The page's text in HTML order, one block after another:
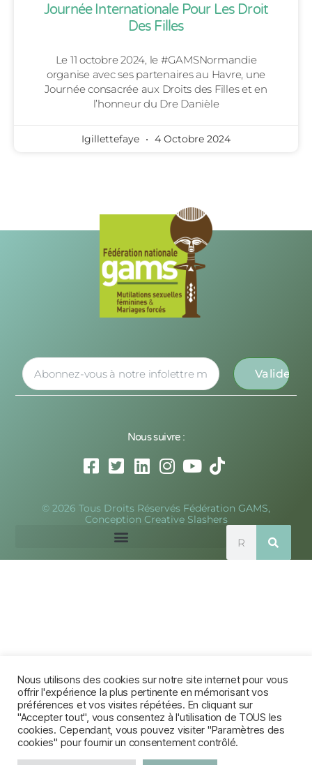
Journée Internationale Pour Les Droit
Des Filles
Le 11 octobre 2024, le #GAMSNormandie
organise avec ses partenaires au Havre, une
Journée consacrée aux Droits des Filles et en
l’honneur du Dre Danièle
Igillettefaye 4 Octobre 2024
Nous suivre :
© 2026 Tous Droits Réservés Fédération GAMS,
Conception Creative Slashers
Nous utilisons des cookies sur notre site internet pour vous
offrir l'expérience la plus pertinente en mémorisant vos
préférences et vos visites répétées. En cliquant sur
"Accepter tout", vous consentez à l'utilisation de TOUS les
cookies. Cependant, vous pouvez visiter "Paramètres des
cookies" pour fournir un consentement contrôlé.